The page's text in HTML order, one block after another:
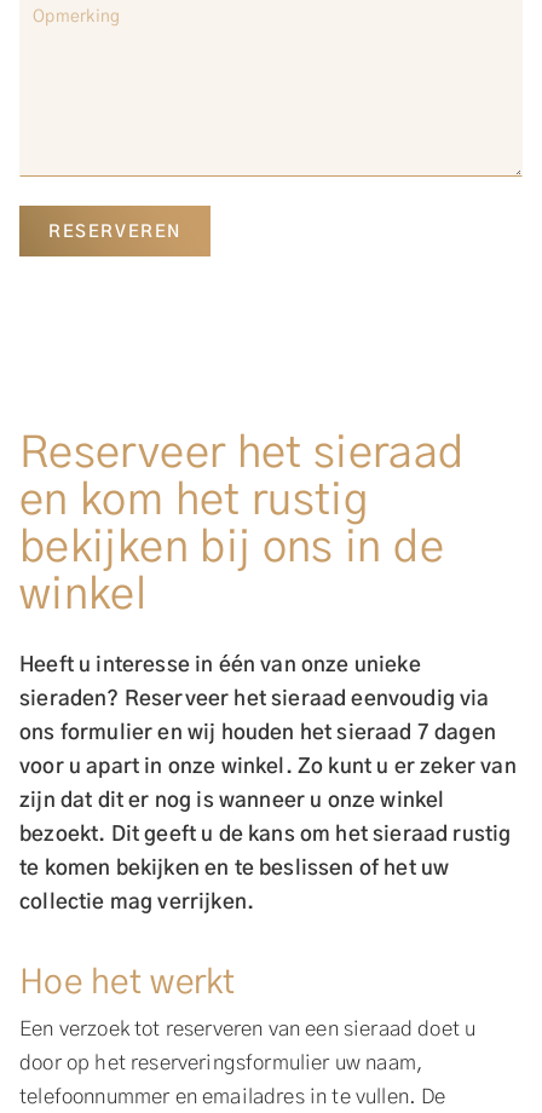
RESERVEREN
Reserveer het sieraad
en kom het rustig
bekijken bij ons in de
winkel
Heeft u interesse in één van onze unieke
sieraden? Reserveer het sieraad eenvoudig via
ons formulier en wij houden het sieraad 7 dagen
voor u apart in onze winkel. Zo kunt u er zeker van
zijn dat dit er nog is wanneer u onze winkel
bezoekt. Dit geeft u de kans om het sieraad rustig
te komen bekijken en te beslissen of het uw
collectie mag verrijken.
Hoe het werkt
Een verzoek tot reserveren van een sieraad doet u
door op het reserveringsformulier uw naam,
telefoonnummer en emailadres in te vullen. De